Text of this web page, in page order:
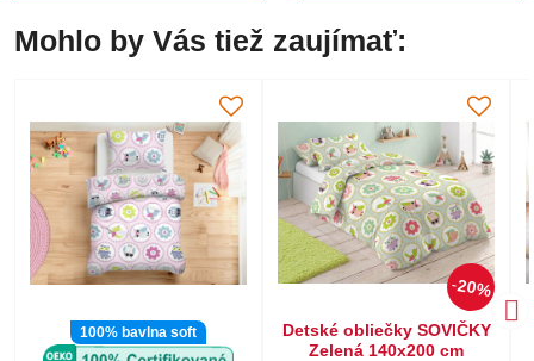
Mohlo by Vás tiež zaujímať:
100% bavlna soft
20%
Detské obliečky SOVIČKY
Zelená 140x200 cm